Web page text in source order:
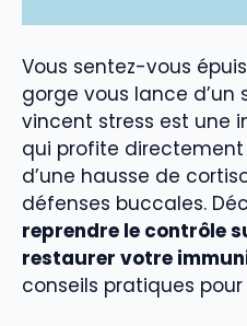
Vous sentez-vous
gorge vous lance d’un
vincent stress est une
qui profite
d’une hausse de
défenses buccales.
reprendre le contrôle
restaurer votre
conseils pratiques